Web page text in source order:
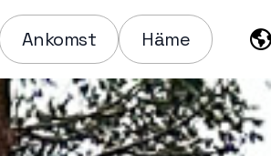
Ankomst Häme